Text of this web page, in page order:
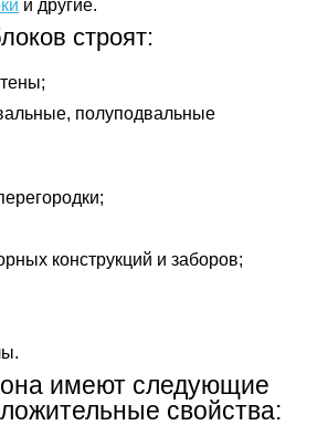
и другие.
строят:
полуподвальные
конструкций и заборов;
имеют следующие
свойства: